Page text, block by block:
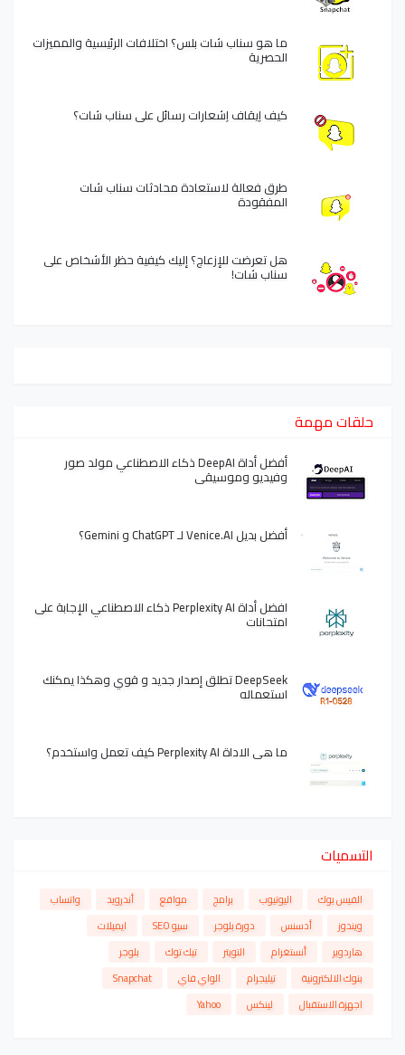
ما هو سناب شات بلس؟ اختلافات الرئيسية والمميزات
الحصرية
كيف إيقاف إشعارات رسائل على سناب شات؟
طرق فعالة لاستعادة محادثات سناب شات
المفقودة
هل تعرضت للإزعاج؟ إليك كيفية حظر الأشخاص على
سناب شات!
حلقات مهمة
أفضل أداة DeepAI ذكاء الاصطناعي مولد صور
وفيديو وموسيقى
أفضل بديل Venice.AI لـ ChatGPT و Gemini؟
افضل أداة Perplexity AI ذكاء الاصطناعي الإجابة على
امتحانات
DeepSeek تطلق إصدار جديد و قوي وهكذا يمكنك
استعماله
ما هي الاداة Perplexity AI كيف تعمل واستخدم؟
التسميات
الفيس بوك اليوتيوب برامج مواقع أندرويد
واتساب
ويندوز
أدسنس دورة بلوجر سيو SEO
ايميلات
هاردوير
أنستغرام التويتر تيك توك
بلوجر
بنوك الالكترونية
تيليجرام الواي فاي
Snapchat
اجهزة الاستقبال
لينكس Yahoo